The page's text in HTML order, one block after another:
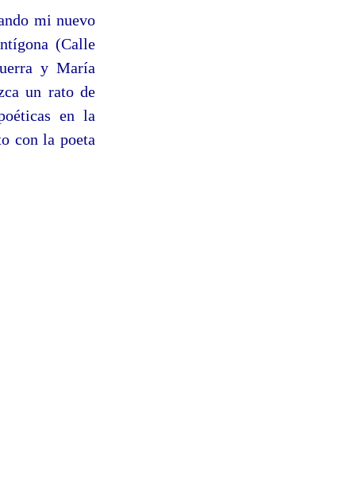
mi nuevo
(Calle
y María
un rato de
en la
con la poeta